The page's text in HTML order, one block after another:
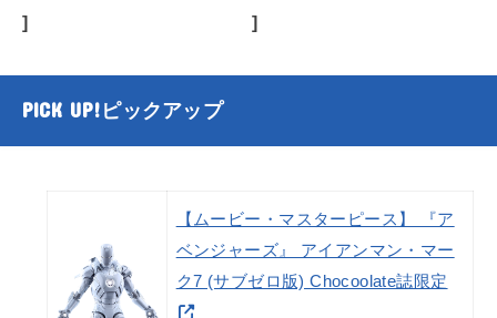
]
]
PICK UP! ピックアップ
【ムービー・マスターピース】 『ア
ベンジャーズ』 アイアンマン・マー
ク7 (サブゼロ版) Chocoolate誌限定